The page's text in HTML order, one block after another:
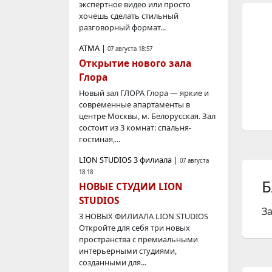
экспертное видео или просто
хочешь сделать стильный
разговорный формат...
АТМА | 07 августа 18:57
Открытие нового зала
Глора
Новый зал ГЛОРА Глора — яркие и
современные апартаменты в
центре Москвы, м. Белорусская. Зал
состоит из 3 комнат: спальня-
гостиная,...
LION STUDIOS 3 филиала | 07 августа
18:18
НОВЫЕ СТУДИИ LION
STUDIOS
3 НОВЫХ ФИЛИАЛА LION STUDIOS
Откройте для себя три новых
пространства с премиальными
интерьерными студиями,
созданными для...